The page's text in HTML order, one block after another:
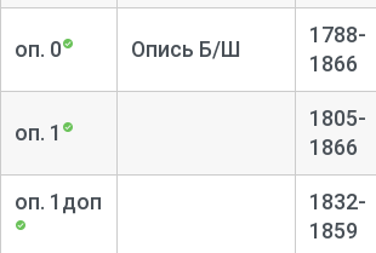
оп. 0 Опись Б/Ш
1788-
1866
оп. 1
1805-
1866
оп. 1доп
1832-
1859